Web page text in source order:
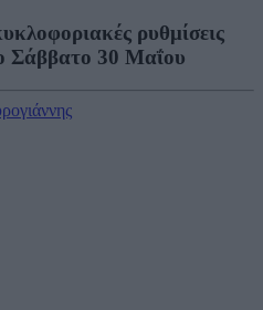
ρυθμίσεις
Σάββατο 30 Μαΐου